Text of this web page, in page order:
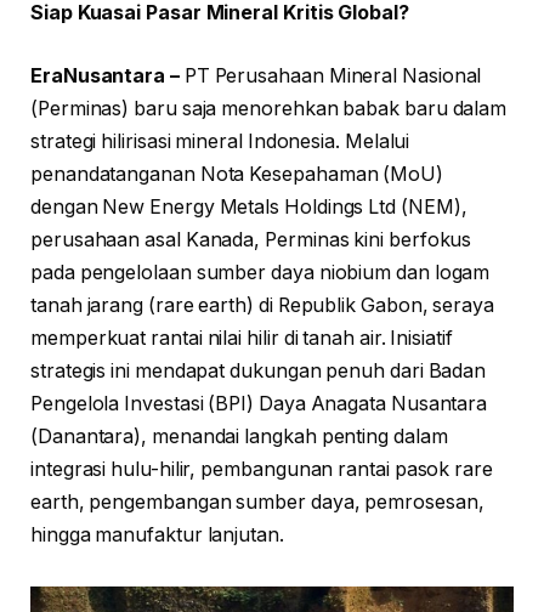
Siap Kuasai Pasar Mineral Kritis Global?
EraNusantara –PT Perusahaan Mineral Nasional
(Perminas) baru saja menorehkan babak baru dalam
strategi hilirisasi mineral Indonesia. Melalui
penandatanganan Nota Kesepahaman (MoU)
dengan New Energy Metals Holdings Ltd (NEM),
perusahaan asal Kanada, Perminas kini berfokus
pada pengelolaan sumber daya niobium dan logam
tanah jarang (rare earth) di Republik Gabon, seraya
memperkuat rantai nilai hilir di tanah air. Inisiatif
strategis ini mendapat dukungan penuh dari Badan
Pengelola Investasi (BPI) Daya Anagata Nusantara
(Danantara), menandai langkah penting dalam
integrasi hulu-hilir, pembangunan rantai pasok rare
earth, pengembangan sumber daya, pemrosesan,
hingga manufaktur lanjutan.